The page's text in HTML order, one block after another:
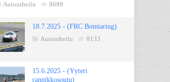
Autourheilu
8699
18.7.2025 - (FRC Botniaring)
Autourheilu
8133
15.6.2025 - (Yyteri
rannikkosoutu)